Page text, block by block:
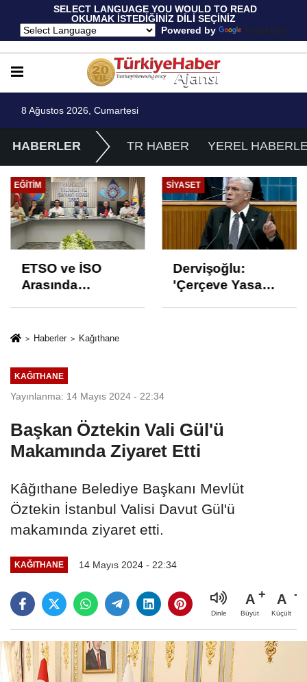
SELECT LANGUAGE YOU WOULD TO READ
OKUMAK İSTEDİĞİNİZ DİLİ SEÇİNİZ
Powered by
Translate
8 Ağustos 2026, Cumartesi
HABERLER TR HABER YEREL
EĞITIM
ETSO ve İSO
Arasında
Protokolü
SIYASET
Dervişoğlu:
'Çerçeve Yasa
Haberler Kağıthane
KAĞITHANE
Yayınlanma: 14 Mayıs 2024 - 22:34
Başkan Öztekin Vali Gül'ü
Makamında Ziyaret Etti
Kâğıthane Belediye Başkanı Mevlüt
Öztekin İstanbul Valisi Davut Gül'ü
makamında ziyaret etti.
KAĞITHANE 14 Mayıs 2024 - 22:34
Dinle
A
Büyüt
A
Küçült